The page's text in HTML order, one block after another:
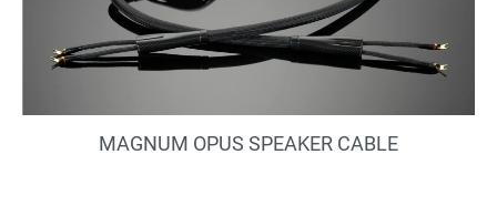
MAGNUM OPUS SPEAKER CABLE